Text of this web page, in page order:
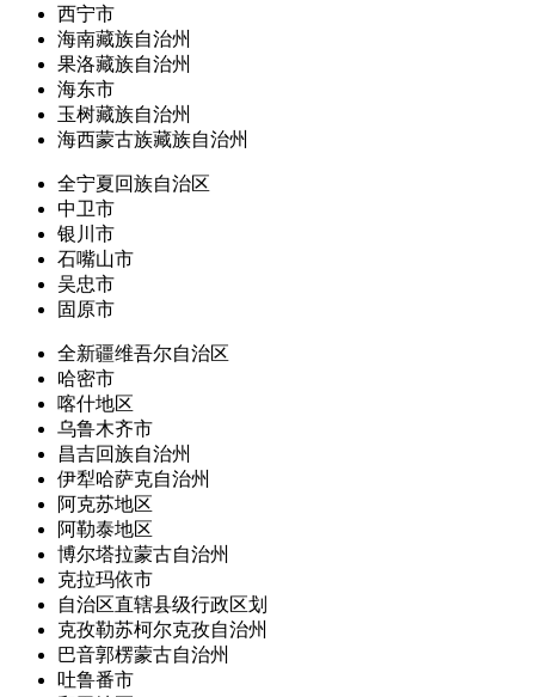
西宁市
海南藏族自治州
果洛藏族自治州
海东市
玉树藏族自治州
海西蒙古族藏族自治州
全宁夏回族自治区
中卫市
银川市
石嘴山市
吴忠市
固原市
全新疆维吾尔自治区
哈密市
喀什地区
乌鲁木齐市
昌吉回族自治州
伊犁哈萨克自治州
阿克苏地区
阿勒泰地区
博尔塔拉蒙古自治州
克拉玛依市
自治区直辖县级行政区划
克孜勒苏柯尔克孜自治州
巴音郭楞蒙古自治州
吐鲁番市